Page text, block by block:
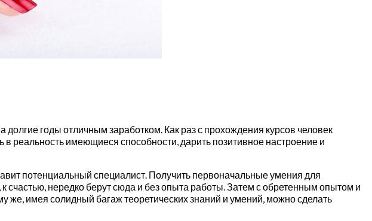
годы отличным заработком. Как раз с прохождения курсов человек
в реальность имеющиеся способности, дарить позитивное настроение и
потенциальный специалист. Получить первоначальные умения для
нередко берут сюда и без опыта работы. Затем с обретенным опытом и
же, имея солидный багаж теоретических знаний и умений, можно сделать